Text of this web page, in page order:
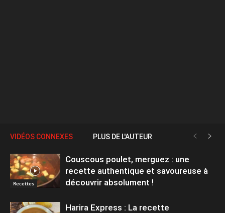
VIDÉOS CONNEXES PLUS DE L'AUTEUR
Recettes
Couscous poulet, merguez : une
recette authentique et savoureuse à
découvrir absolument !
Harira Express : La recette